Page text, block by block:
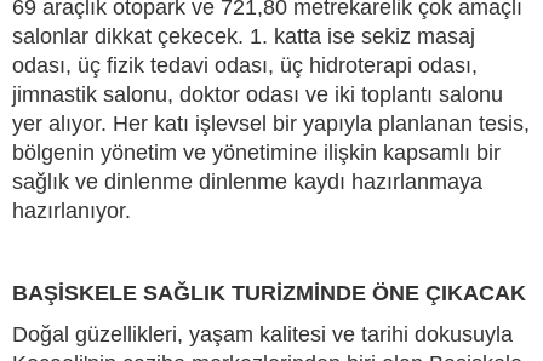
69 araçlık otopark ve 721,80 metrekarelik çok amaçlı
salonlar dikkat çekecek. 1. katta ise sekiz masaj
odası, üç fizik tedavi odası, üç hidroterapi odası,
jimnastik salonu, doktor odası ve iki toplantı salonu
yer alıyor. Her katı işlevsel bir yapıyla planlanan tesis,
bölgenin yönetim ve yönetimine ilişkin kapsamlı bir
sağlık ve dinlenme dinlenme kaydı hazırlanmaya
hazırlanıyor.
BAŞİSKELE SAĞLIK TURİZMİNDE ÖNE ÇIKACAK
Doğal güzellikleri, yaşam kalitesi ve tarihi dokusuyla